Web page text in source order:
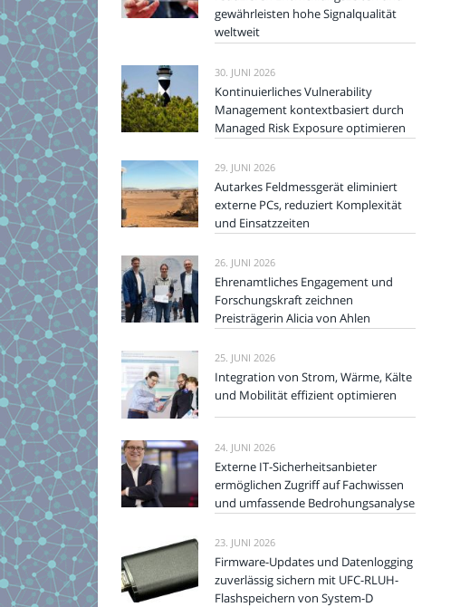
gewährleisten hohe Signalqualität
weltweit
30. JUNI 2026
Kontinuierliches Vulnerability
Management kontextbasiert durch
Managed Risk Exposure optimieren
29. JUNI 2026
Autarkes Feldmessgerät eliminiert
externe PCs, reduziert Komplexität
und Einsatzzeiten
26. JUNI 2026
Ehrenamtliches Engagement und
Forschungskraft zeichnen
Preisträgerin Alicia von Ahlen
25. JUNI 2026
Integration von Strom, Wärme, Kälte
und Mobilität effizient optimieren
24. JUNI 2026
Externe IT-Sicherheitsanbieter
ermöglichen Zugriff auf Fachwissen
und umfassende Bedrohungsanalyse
23. JUNI 2026
Firmware-Updates und Datenlogging
zuverlässig sichern mit UFC-RLUH-
Flashspeichern von System-D